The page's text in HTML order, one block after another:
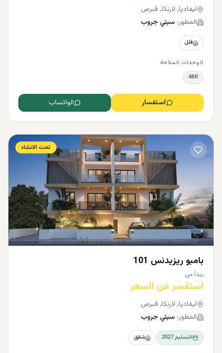
ليفاديا, لارنكا, قبرص
المطور: سيتي جروب
فلل
الوحدات المتاحة
4BR
استفسار الواتساب
تحت الانشاء
بامبو ريزيدنس 101
يبدأ من
استفسر عن السعر
ليفاديا, لارنكا, قبرص
المطور: سيتي جروب
التسليم2027 شقق